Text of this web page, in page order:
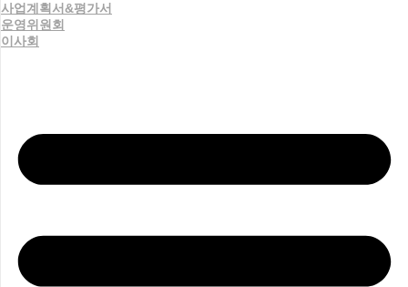
사업계획서&평가서
운영위원회
이사회